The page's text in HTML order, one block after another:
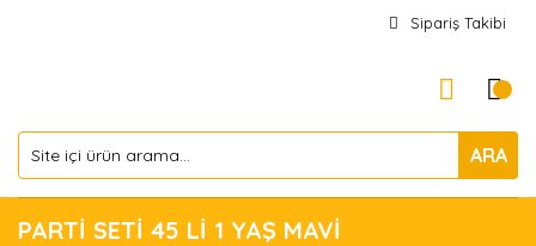
Sipariş Takibi
ARA
PARTİ SETİ 45 Lİ 1 YAŞ MAVİ